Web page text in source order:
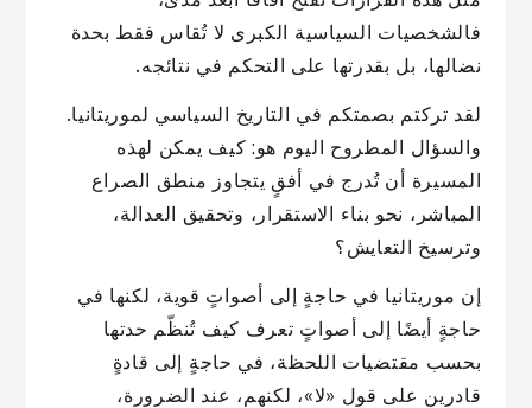
فالشخصيات السياسية الكبرى لا تُقاس فقط بحدة
نضالها، بل بقدرتها على التحكم في نتائجه.
لقد تركتم بصمتكم في التاريخ السياسي لموريتانيا.
والسؤال المطروح اليوم هو: كيف يمكن لهذه
المسيرة أن تُدرج في أفقٍ يتجاوز منطق الصراع
المباشر، نحو بناء الاستقرار، وتحقيق العدالة،
وترسيخ التعايش؟
إن موريتانيا في حاجةٍ إلى أصواتٍ قوية، لكنها في
حاجةٍ أيضًا إلى أصواتٍ تعرف كيف تُنظّم حدتها
بحسب مقتضيات اللحظة، في حاجةٍ إلى قادةٍ
قادرين على قول «لا»، لكنهم، عند الضرورة،